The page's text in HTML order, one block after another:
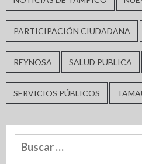
PARTICIPACIÓN CIUDADANA
REYNOSA SALUD PUBLICA
SERVICIOS PÚBLICOS
Buscar: